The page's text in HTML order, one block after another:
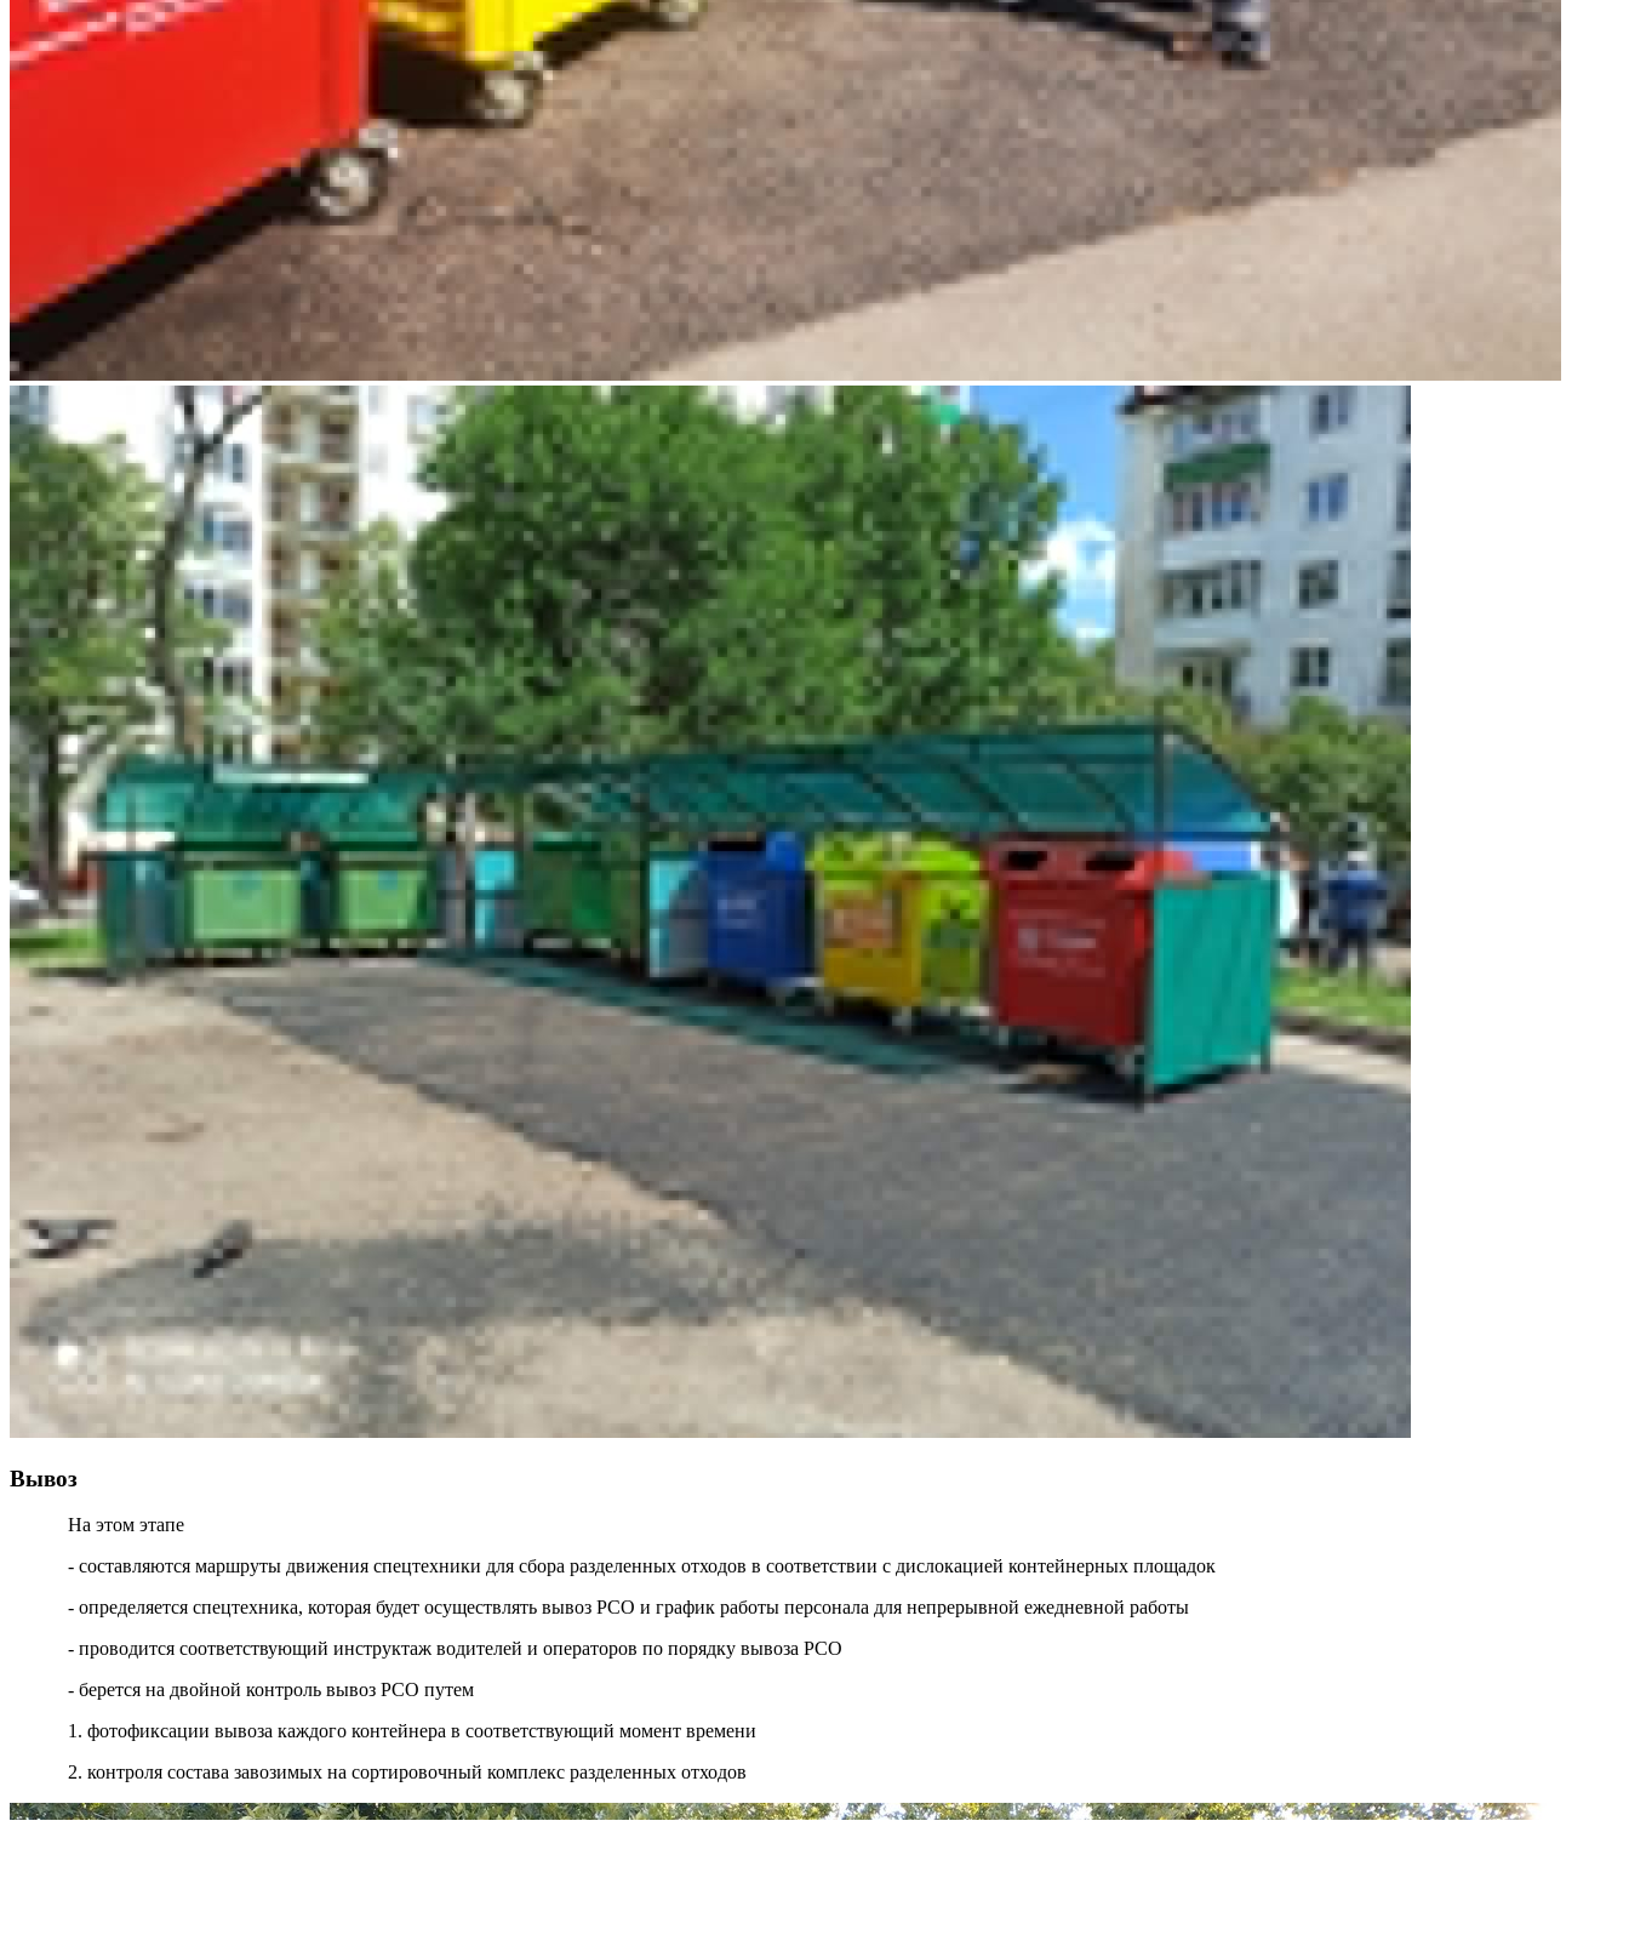
Вывоз
На этом этапе
- составляются маршруты движения спецтехники для сбора разделенных отходов в соответствии с дислокацией контейнерных площадок
- определяется спецтехника, которая будет осуществлять вывоз РСО и график работы персонала для непрерывной ежедневной работы
- проводится соответствующий инструктаж водителей и операторов по порядку вывоза РСО
- берется на двойной контроль вывоз РСО путем
1. фотофиксации вывоза каждого контейнера в соответствующий момент времени
2. контроля состава завозимых на сортировочный комплекс разделенных отходов